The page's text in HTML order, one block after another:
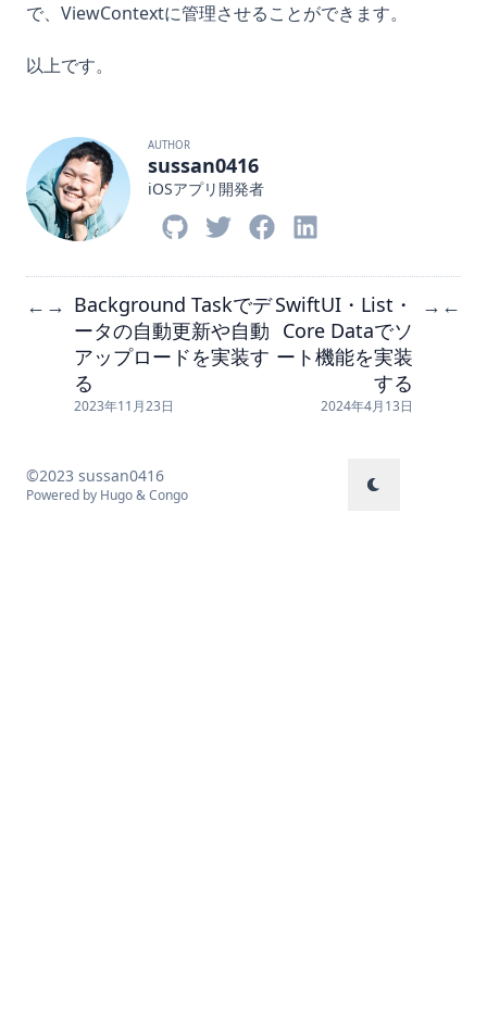
で、ViewContextに管理させることができます。
以上です。
AUTHOR
sussan0416
iOSアプリ開発者
← → Background Taskでデ
ータの自動更新や自動
アップロードを実装す
る
2023年11月23日
SwiftUI・List・
Core Dataでソ
ート機能を実装
する
2024年4月13日
→ ←
©2023 sussan0416
Powered by Hugo&Congo